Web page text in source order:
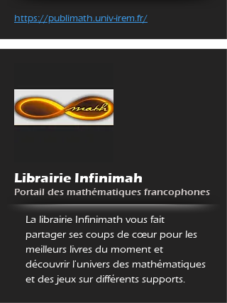
https://publimath.univ-irem.fr/
Librairie Infinimah
Portail des mathématiques francophones